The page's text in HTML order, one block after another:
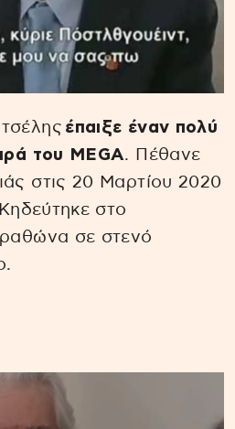
έπαιξε έναν πολύ
του MEGA. Πέθανε
στις 20 Μαρτίου 2020
στο
σε στενό